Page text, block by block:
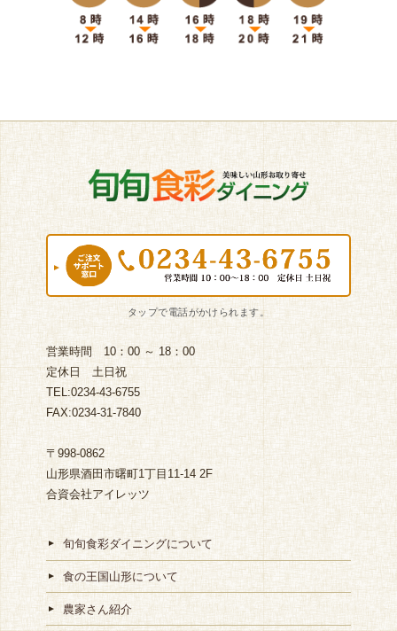
営業時間 10：00 ～ 18：00
定休日 土日祝
TEL:0234-43-6755
FAX:0234-31-7840
〒998-0862
山形県酒田市曙町1丁目11-14 2F
合資会社アイレッツ
旬旬食彩ダイニングについて
食の王国山形について
農家さん紹介